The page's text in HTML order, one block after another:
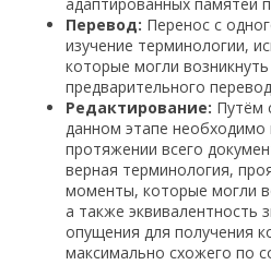
адаптированных памятей
Перевод: Перенос с
изучение терминологии,
которые могли
предварительного
Редактирование: Путём
данном этапе необходимо
протяжении всего
верная терминология,
моменты, которые могли
а также эквивалентность
опущения для получения
максимально схожего по